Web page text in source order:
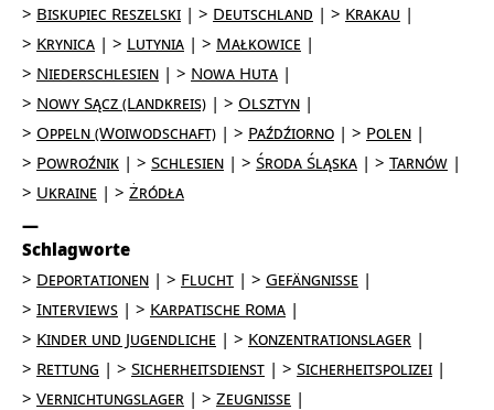
Biskupiec Reszelski
Deutschland
Krakau
Krynica
Lutynia
Małkowice
Niederschlesien
Nowa Huta
Nowy Sącz (Landkreis)
Olsztyn
Oppeln (Woiwodschaft)
Paźdźiorno
Polen
Powroźnik
Schlesien Środa Śląska
Tarnów
Ukraine
Żródła
Schlagworte
Deportationen
Flucht
Gefängnisse
Interviews
Karpatische Roma
Kinder und Jugendliche
Konzentrationslager
Rettung
Sicherheitsdienst
Sicherheitspolizei
Vernichtungslager
Zeugnisse